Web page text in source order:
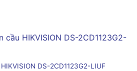
DS-2CD1123G2-LIUF